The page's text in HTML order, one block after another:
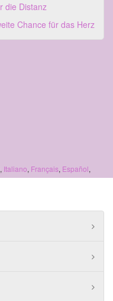
die Distanz
Chance für das Herz
, Italiano, Français, Español,